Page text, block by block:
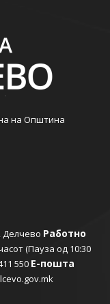
на Општина
Делчево Работно
(Пауза од 10:30
550 Е-пошта